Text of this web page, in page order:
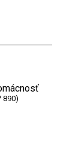
890)